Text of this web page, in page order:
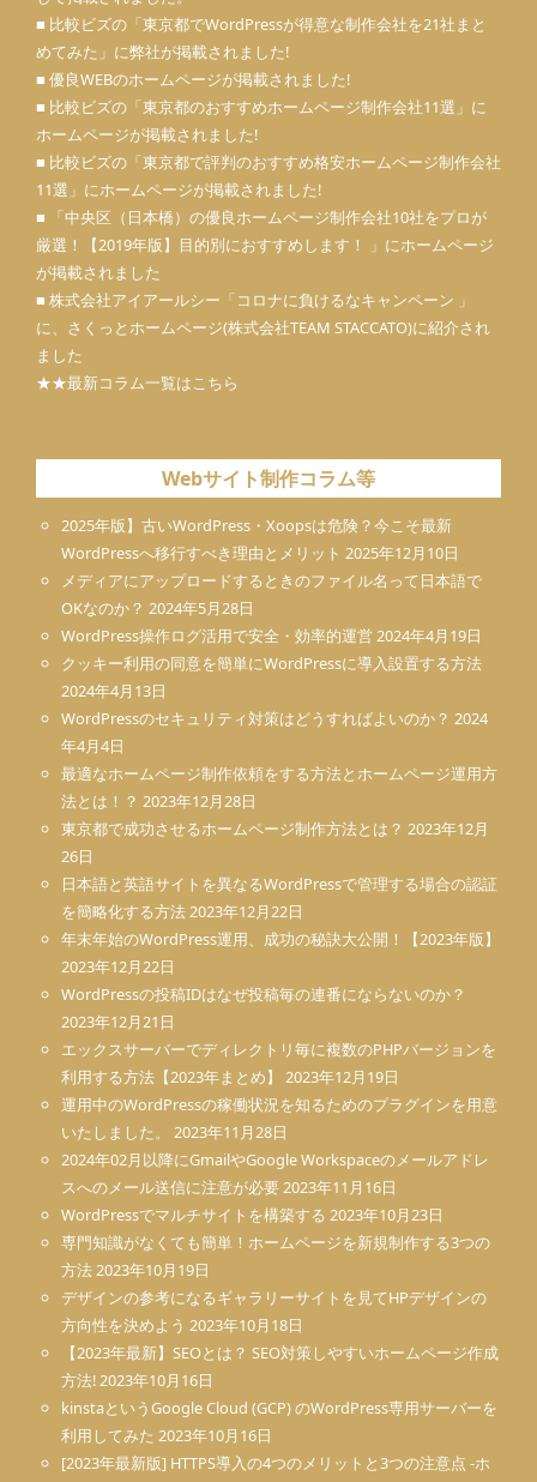
■ 比較ビズの「東京都でWordPressが得意な制作会社を21社まと
めてみた」に弊社が掲載されました!
■ 優良WEBのホームページが掲載されました!
■ 比較ビズの「東京都のおすすめホームページ制作会社11選」に
ホームページが掲載されました!
■ 比較ビズの「東京都で評判のおすすめ格安ホームページ制作会社
11選」にホームページが掲載されました!
■ 「中央区（日本橋）の優良ホームページ制作会社10社をプロが
厳選！【2019年版】目的別におすすめします！ 」にホームページ
が掲載されました
■ 株式会社アイアールシー「コロナに負けるなキャンペーン 」
に、さくっとホームページ(株式会社TEAM STACCATO)に紹介され
ました
★★最新コラム一覧はこちら
Webサイト制作コラム等
2025年版】古いWordPress・Xoopsは危険？今こそ最新
WordPressへ移行すべき理由とメリット 2025年12月10日
メディアにアップロードするときのファイル名って日本語で
OKなのか？ 2024年5月28日
WordPress操作ログ活用で安全・効率的運営2024年4月19日
クッキー利用の同意を簡単にWordPressに導入設置する方法
2024年4月13日
WordPressのセキュリティ対策はどうすればよいのか？ 2024
年4月4日
最適なホームページ制作依頼をする方法とホームページ運用方
法とは！？ 2023年12月28日
東京都で成功させるホームページ制作方法とは？ 2023年12月
26日
日本語と英語サイトを異なるWordPressで管理する場合の認証
を簡略化する方法2023年12月22日
年末年始のWordPress運用、成功の秘訣大公開！【2023年版】
2023年12月22日
WordPressの投稿IDはなぜ投稿毎の連番にならないのか？
2023年12月21日
エックスサーバーでディレクトリ毎に複数のPHPバージョンを
利用する方法【2023年まとめ】
2023年12月19日
運用中のWordPressの稼働状況を知るためのプラグインを用意
いたしました。
2023年11月28日
2024年02月以降にGmailやGoogle Workspaceのメールアドレ
スへのメール送信に注意が必要2023年11月16日
WordPressでマルチサイトを構築する 2023年10月23日
専門知識がなくても簡単！ホームページを新規制作する3つの
方法2023年10月19日
デザインの参考になるギャラリーサイトを見てHPデザインの
方向性を決めよう 2023年10月18日
【2023年最新】SEOとは？ SEO対策しやすいホームページ作成
方法!2023年10月16日
kinstaというGoogle Cloud (GCP) のWordPress専用サーバーを
利用してみた 2023年10月16日
[2023年最新版] HTTPS導入の4つのメリットと3つの注意点 -ホ